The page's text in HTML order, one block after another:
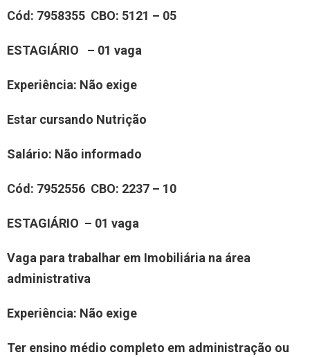
Cód: 7958355 CBO: 5121 – 05
ESTAGIÁRIO – 01 vaga
Experiência: Não exige
Estar cursando Nutrição
Salário: Não informado
Cód: 7952556 CBO: 2237 – 10
ESTAGIÁRIO – 01 vaga
Vaga para trabalhar em Imobiliária na área
administrativa
Experiência: Não exige
Ter ensino médio completo em administração ou